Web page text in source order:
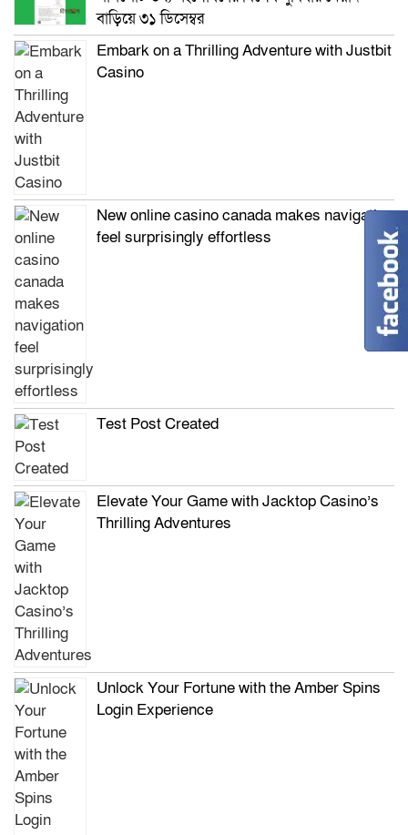
বাড়িয়ে ৩১ ডিসেম্বর
Embark on a Thrilling Adventure with Justbit
Casino
New online casino canada makes navigation
feel surprisingly effortless
Test Post Created
Elevate Your Game with Jacktop Casino’s
Thrilling Adventures
Unlock Your Fortune with the Amber Spins
Login Experience